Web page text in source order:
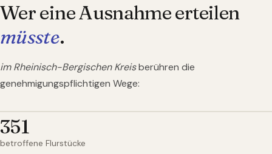
Wer eine Ausnahme erteilen
müsste.
im Rheinisch-Bergischen Kreisberühren die
genehmigungspflichtigen Wege:
351
betroffene Flurstücke